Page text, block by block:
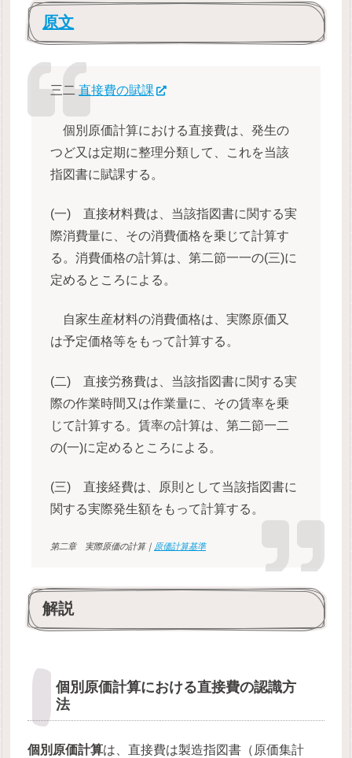
原文
三二直接費の賦課
個別原価計算における直接費は、発生の
つど又は定期に整理分類して、これを当該
指図書に賦課する。
(一) 直接材料費は、当該指図書に関する実
際消費量に、その消費価格を乗じて計算す
る。消費価格の計算は、第二節一一の(三)に
定めるところによる。
自家生産材料の消費価格は、実際原価又
は予定価格等をもって計算する。
(二) 直接労務費は、当該指図書に関する実
際の作業時間又は作業量に、その賃率を乗
じて計算する。賃率の計算は、第二節一二
の(一)に定めるところによる。
(三) 直接経費は、原則として当該指図書に
関する実際発生額をもって計算する。
第二章 実際原価の計算｜ 原価計算基準
解説
個別原価計算における直接費の認識方
法
個別原価計算は、直接費は製造指図書（原価集計